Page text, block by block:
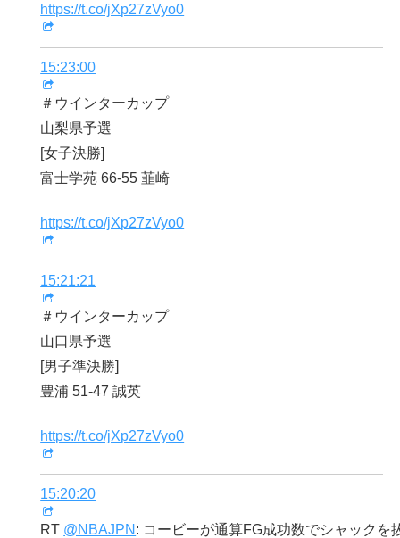
https://t.co/jXp27zVyo0
15:23:00
＃ウインターカップ
山梨県予選
[女子決勝]
富士学苑 66-55 韮崎
https://t.co/jXp27zVyo0
15:21:21
＃ウインターカップ
山口県予選
[男子準決勝]
豊浦 51-47 誠英
https://t.co/jXp27zVyo0
15:20:20
RT @NBAJPN : コービーが通算FG成功数でシャックを